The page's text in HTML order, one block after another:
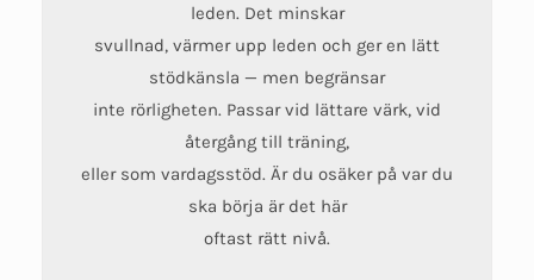
leden. Det minskar
svullnad, värmer upp leden och ger en lätt
stödkänsla — men begränsar
inte rörligheten. Passar vid lättare värk, vid
återgång till träning,
eller som vardagsstöd. Är du osäker på var du
ska börja är det här
oftast rätt nivå.